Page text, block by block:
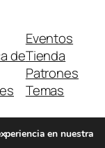
de
Eventos
Tienda
Patrones
Temas
en nuestra